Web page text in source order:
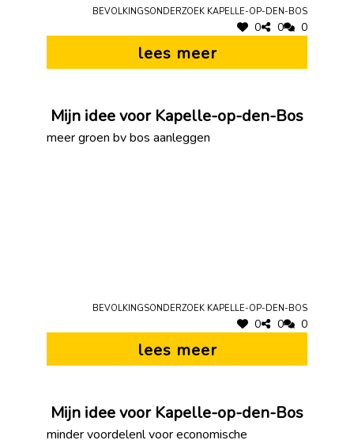
Bevolkingsonderzoek Kapelle-op-den-Bos
0 0 0
lees meer
Mijn idee voor Kapelle-op-den-Bos
meer groen bv bos aanleggen
Bevolkingsonderzoek Kapelle-op-den-Bos
0 0 0
lees meer
Mijn idee voor Kapelle-op-den-Bos
minder voordelenl voor economische